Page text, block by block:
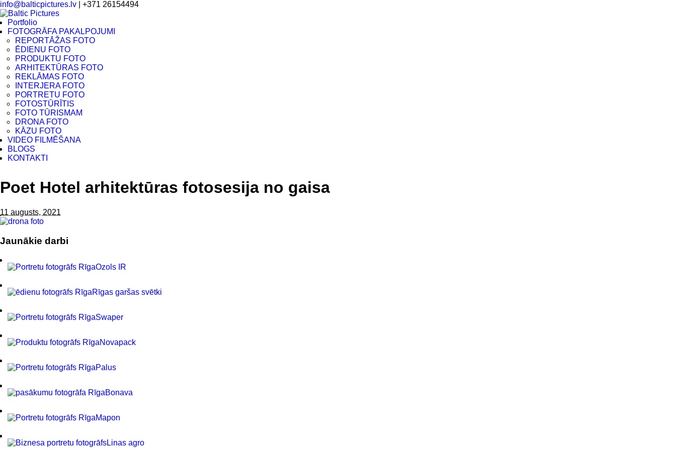
info@balticpictures.lv | +371 26154494
Portfolio
FOTOGRĀFA PAKALPOJUMI
REPORTĀŽAS FOTO
ĒDIENU FOTO
PRODUKTU FOTO
ARHITEKTŪRAS FOTO
REKLĀMAS FOTO
INTERJERA FOTO
PORTRETU FOTO
FOTOSTŪRĪTIS
FOTO TŪRISMAM
DRONA FOTO
KĀZU FOTO
VIDEO FILMĒŠANA
BLOGS
KONTAKTI
Poet Hotel arhitektūras fotosesija no gaisa
11 augusts, 2021
Jaunākie darbi
Ozols IR
Rīgas garšas svētki
Swaper
Novapack
Palus
Bonava
Mapon
Linas agro